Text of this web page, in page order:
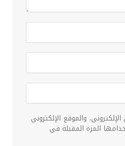
والموقع الإلكتروني
المرة المقبلة في